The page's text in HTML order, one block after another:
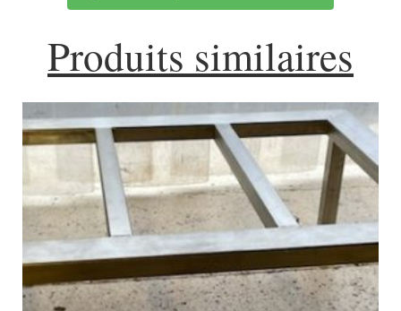
Produits similaires